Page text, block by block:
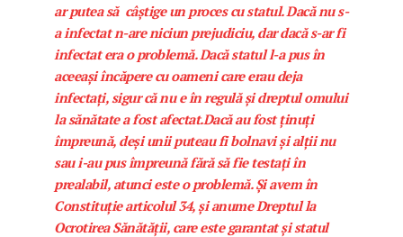
ar putea să câștige un proces cu statul. Dacă nu s-
a infectat n-are niciun prejudiciu, dar dacă s-ar fi
infectat era o problemă. Dacă statul l-a pus în
aceeași încăpere cu oameni care erau deja
infectați, sigur că nu e în regulă și dreptul omului
la sănătate a fost afectat.Dacă au fost ținuți
împreună, deși unii puteau fi bolnavi și alții nu
sau i-au pus împreună fără să fie testați în
prealabil, atunci este o problemă. Și avem în
Constituție articolul 34, și anume Dreptul la
Ocrotirea Sănătății, care este garantat și statul